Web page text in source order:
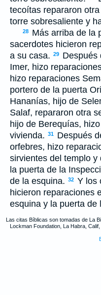
tecoítas repararon
torre sobresaliente y
28
Más arriba de la
sacerdotes hicieron
a su casa. 29
Después
Imer, hizo
hizo reparaciones
portero de la puerta
Hananías, hijo de
Salaf, repararon otra
hijo de Berequías,
vivienda. 31
Después
orfebres, hizo
sirvientes del templo
la puerta de la
de la esquina. 32 Y los
hicieron reparaciones
esquina y la puerta de
Las citas Bíblicas son tomadas de La
Lockman Foundation, La Habra, Calif,